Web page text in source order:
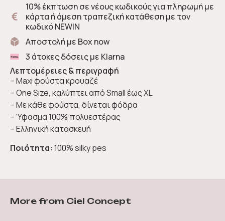
10% έκπτωση σε νέους κωδικούς για πληρωμή με
κάρτα ή άμεση τραπεζική κατάθεση με τον
κωδικό NEWIN
Αποστολή με Box now
3 άτοκες δόσεις με Klarna
Λεπτομέρειες & περιγραφή
– Maxi φούστα κρουαζέ
– One Size, καλύπτει από Small έως XL
– Με κάθε φούστα, δίνεται φόδρα
– Ύφασμα 100% πολυεστέρας
– Ελληνική κατασκευή
Ποιότητα: 100% silky pes
More from Ciel Concept